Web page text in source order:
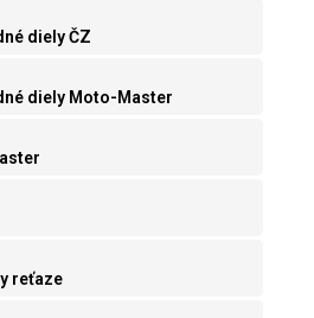
diely ČZ
diely Moto-Master
reťaze